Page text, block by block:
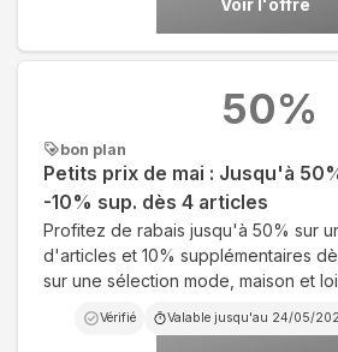
bon plan
Petits prix de mai : Jusqu'à
-10% sup. dès 4 articles
Profitez de rabais jusqu'à 50% sur
d'articles et 10% supplémentaires
sur une sélection mode, maison et
Vérifié Valable jusqu'au 24/05/
50%